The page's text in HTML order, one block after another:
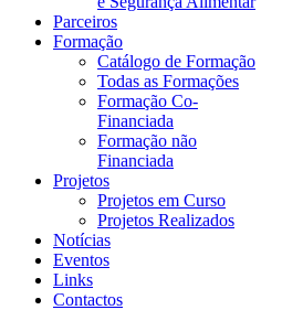
Parceiros
Formação
Catálogo de Formação
Todas as Formações
Formação Co-
Financiada
Formação não
Financiada
Projetos
Projetos em Curso
Projetos Realizados
Notícias
Eventos
Links
Contactos